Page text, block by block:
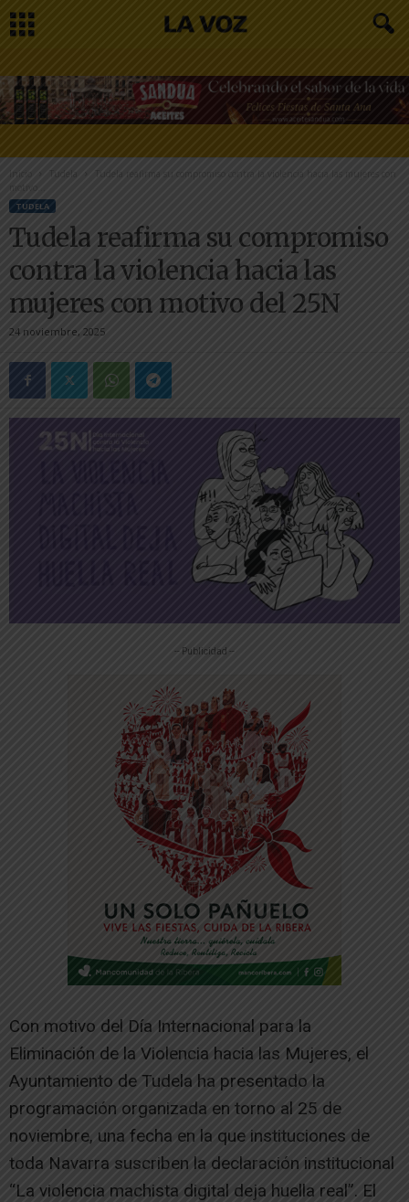
Inicio Tudela
Tudela reafirma su compromiso contra la violencia hacia las mujeres con
TUDELA
Tudela reafirma su compromiso
contra la violencia hacia las
mujeres con motivo del 25N
24 noviembre, 2025
-- Publicidad --
Con motivo del Día Internacional para la
Eliminación de la Violencia hacia las Mujeres, el
Ayuntamiento de Tudela ha presentado la
programación organizada en torno al 25 de
noviembre, una fecha en la que instituciones de
toda Navarra suscriben la declaración institucional
“La violencia machista digital deja huella real”. El